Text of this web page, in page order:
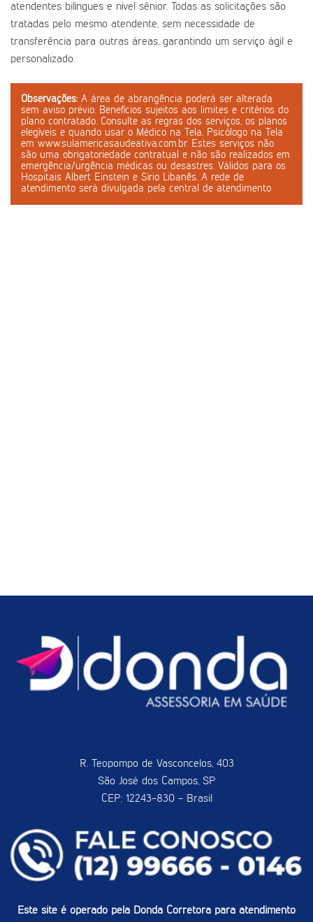
atendentes bilíngues e nível sênior. Todas as solicitações são
tratadas pelo mesmo atendente, sem necessidade de
transferência para outras áreas, garantindo um serviço ágil e
personalizado.
Observações:A área de abrangência poderá ser alterada
sem aviso prévio. Benefícios sujeitos aos limites e critérios do
plano contratado. Consulte as regras dos serviços, os planos
elegíveis e quando usar o Médico na Tela, Psicólogo na Tela
em www.sulamericasaudeativa.com.br. Estes serviços não
são uma obrigatoriedade contratual e não são realizados em
emergência/urgência médicas ou desastres. Válidos para os
Hospitais Albert Einstein e Sírio Libanês. A rede de
atendimento será divulgada pela central de atendimento
R. Teopompo de Vasconcelos, 403
São José dos Campos, SP
CEP: 12243-830 - Brasil
Este site é operado pela Donda Corretora para atendimento